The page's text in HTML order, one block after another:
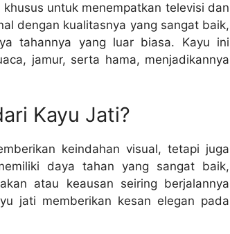
untuk menempatkan televisi dan
dengan kualitasnya yang sangat baik,
tahannya yang luar biasa. Kayu ini
jamur, serta hama, menjadikannya
Kayu Jati?
keindahan visual, tetapi juga
daya tahan yang sangat baik,
atau keausan seiring berjalannya
jati memberikan kesan elegan pada